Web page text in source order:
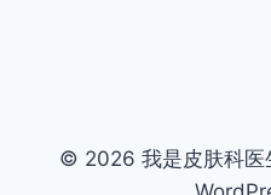
© 2026 我是皮肤科医